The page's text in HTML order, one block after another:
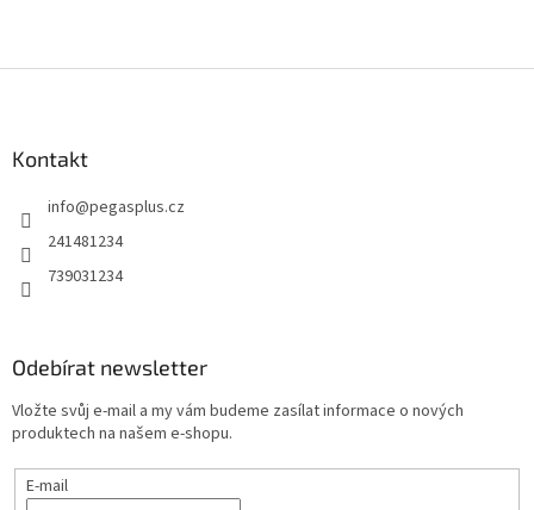
Kontakt
info@pegasplus.cz
241481234
739031234
Odebírat newsletter
Vložte svůj e-mail a my vám budeme zasílat informace o nových
produktech na našem e-shopu.
E-mail